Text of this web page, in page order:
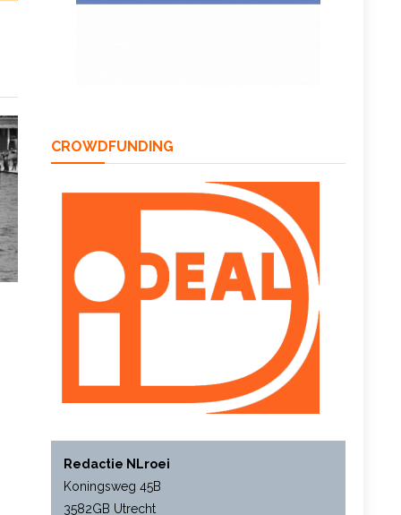
CROWDFUNDING
Redactie NLroei
Koningsweg 45B
3582GB Utrecht